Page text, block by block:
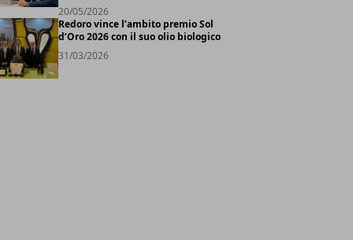
20/05/2026
Redoro vince l’ambito premio Sol
d’Oro 2026 con il suo olio biologico
31/03/2026